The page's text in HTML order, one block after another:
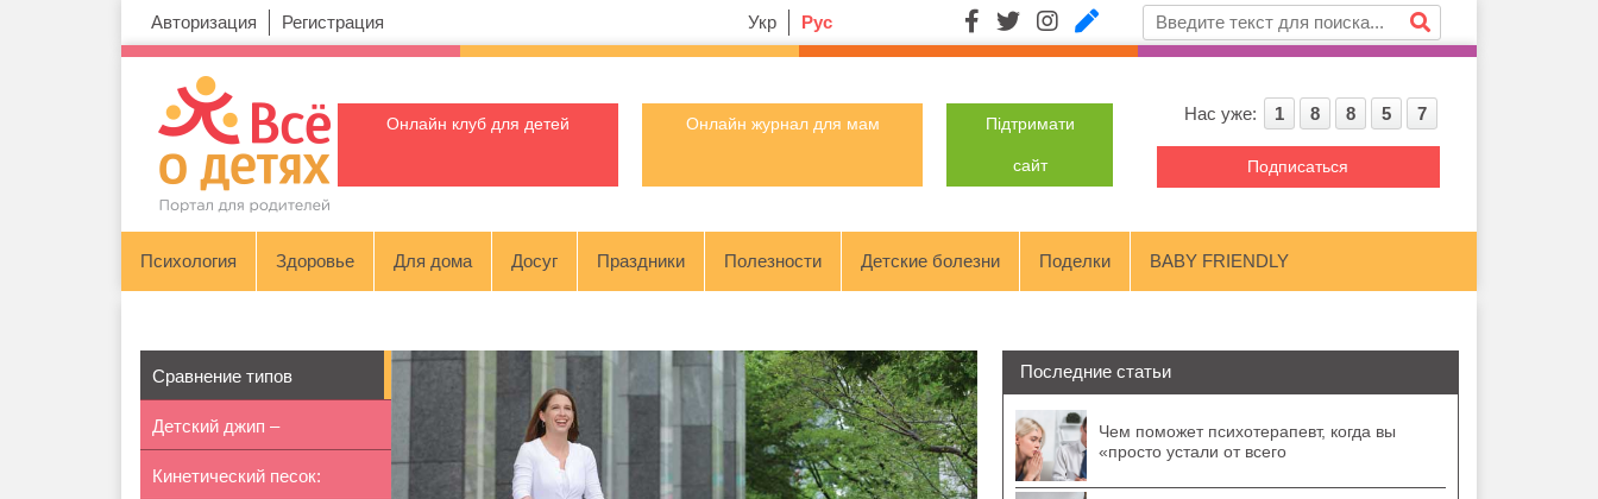
Авторизация Регистрация Укр Рус
Онлайн клуб для детей Онлайн журнал для мам Підтримати
сайт
Нас уже: 1 8 8 5 7
Подписаться
Психология Здоровье Для дома Досуг Праздники Полезности Детские болезни Поделки BABY FRIENDLY
Сравнение типов
прогулочных кол...
Детский джип –
вездеходный элек...
Кинетический песок:
Последние статьи
Чем поможет психотерапевт, когда вы
«просто устали от всего